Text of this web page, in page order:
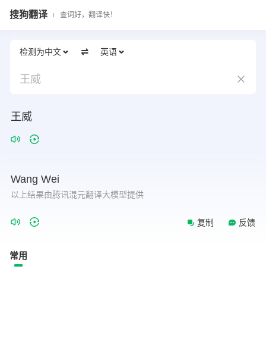
搜狗翻译 查词好，翻译快！
检测为中文 英语
王威
王威
Wang Wei
以上结果由腾讯混元翻译大模型提供
复制 反馈
常用